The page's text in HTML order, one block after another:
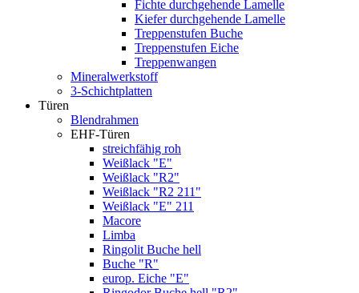
Fichte durchgehende Lamelle
Kiefer durchgehende Lamelle
Treppenstufen Buche
Treppenstufen Eiche
Treppenwangen
Mineralwerkstoff
3-Schichtplatten
Türen
Blendrahmen
EHF-Türen
streichfähig roh
Weißlack "E"
Weißlack "R2"
Weißlack "R2 211"
Weißlack "E" 211
Macore
Limba
Ringolit Buche hell
Buche "R"
europ. Eiche "E"